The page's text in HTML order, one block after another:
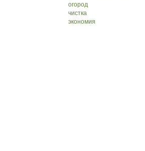
огород
чистка
экономия